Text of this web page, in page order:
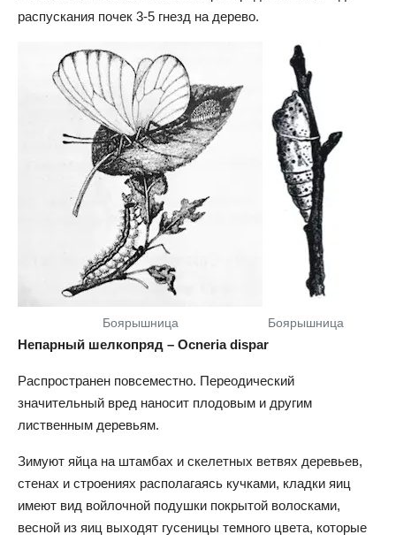
распускания почек 3-5 гнезд на дерево.
Боярышница Боярышница
Непарный шелкопряд – Ocneria dispar
Распространен повсеместно. Переодический
значительный вред наносит плодовым и другим
лиственным деревьям.
Зимуют яйца на штамбах и скелетных ветвях деревьев,
стенах и строениях располагаясь кучками, кладки яиц
имеют вид войлочной подушки покрытой волосками,
весной из яиц выходят гусеницы темного цвета, которые